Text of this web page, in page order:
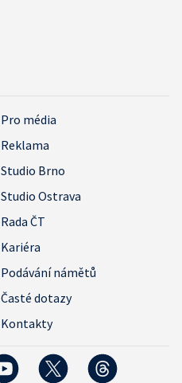
Pro média
Reklama
Studio Brno
Studio Ostrava
Rada ČT
Kariéra
Podávání námětů
Časté dotazy
Kontakty